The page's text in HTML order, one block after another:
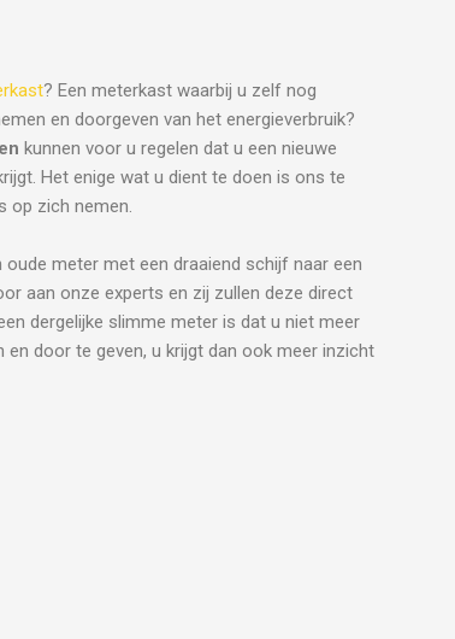
? Een meterkast waarbij u zelf nog
en doorgeven van het energieverbruik?
kunnen voor u regelen dat u een nieuwe
Het enige wat u dient te doen is ons te
op zich nemen.
meter met een draaiend schijf naar een
aan onze experts en zij zullen deze direct
dergelijke slimme meter is dat u niet meer
door te geven, u krijgt dan ook meer inzicht